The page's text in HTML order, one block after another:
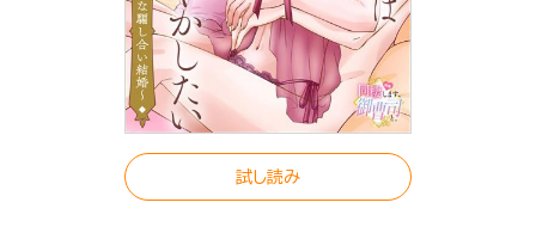
試し読み